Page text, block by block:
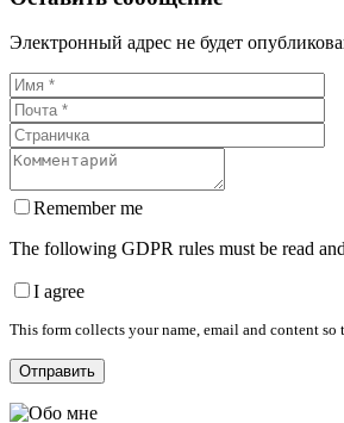
Электронный адрес не будет
Remember me
The following GDPR rules must be read
I agree
This form collects your name, email and content